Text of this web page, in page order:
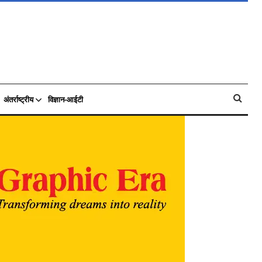
अंतर्राष्ट्रीय विज्ञान-आईटी